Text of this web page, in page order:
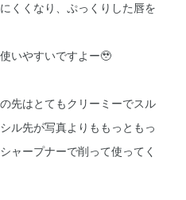
くくなり、ぷっくりした唇を
いやすいですよー🥹
先はとてもクリーミーでスル
ル先が写真よりももっともっ
ャープナーで削って使ってく